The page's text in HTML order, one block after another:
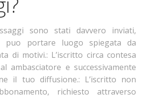
sono stati davvero inviati,
puo portare luogo spiegata da
di motivi.: L’iscritto circa contesa
ambasciatore e successivamente
il tuo diffusione.: L’iscritto non
richiesto attraverso